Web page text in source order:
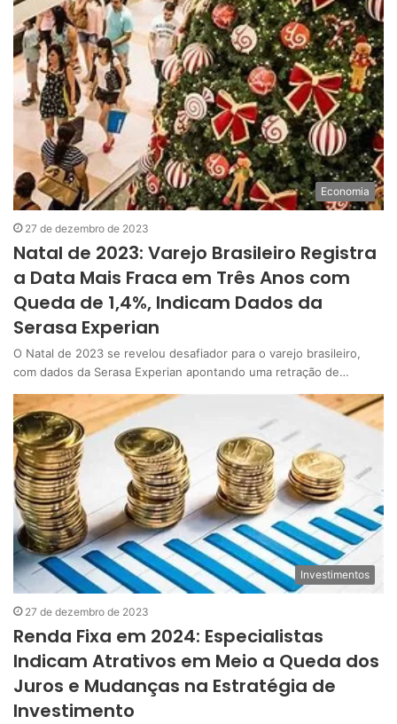
Economia
27 de dezembro de 2023
Natal de 2023: Varejo Brasileiro Registra
a Data Mais Fraca em Três Anos com
Queda de 1,4%, Indicam Dados da
Serasa Experian
O Natal de 2023 se revelou desafiador para o varejo brasileiro,
com dados da Serasa Experian apontando uma retração de…
Investimentos
27 de dezembro de 2023
Renda Fixa em 2024: Especialistas
Indicam Atrativos em Meio a Queda dos
Juros e Mudanças na Estratégia de
Investimento